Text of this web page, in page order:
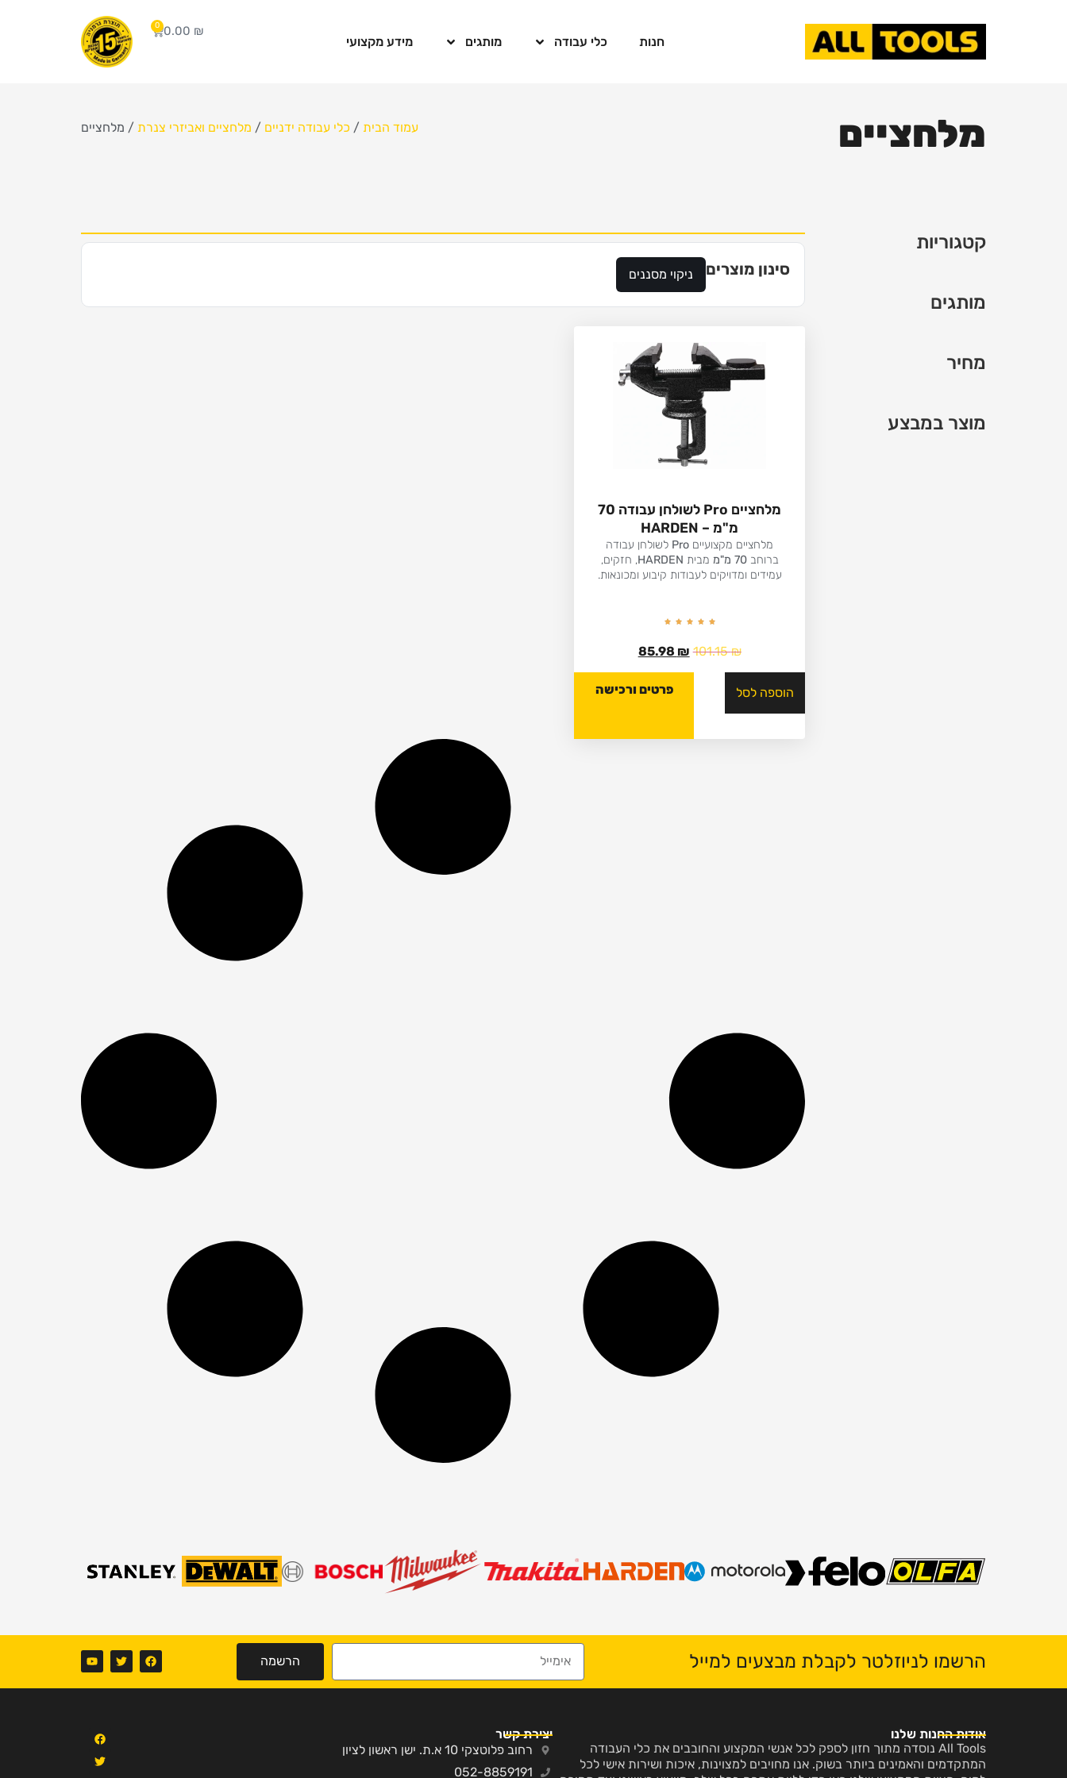
חנות כלי עבודה מותגים מידע מקצועי
0.00 ₪
0
מלחציים עמוד הבית / כלי עבודה ידניים / מלחציים ואביזרי צנרת / מלחציים
קטגוריות
מותגים
מחיר
מוצר במבצע
סינון מוצרים ניקוי מסננים
מלחציים Pro לשולחן עבודה 70
מ"מ – HARDEN
מלחציים מקצועיים Pro לשולחן עבודה
ברוחב70 מ"מ מבית HARDEN, חזקים,
עמידים ומדויקים לעבודות קיבוע ומכונאות.
101.15₪
85.98 ₪
הוספה לסל פרטים ורכישה
הרשמו לניוזלטר לקבלת מבצעים למייל הרשמה
אודות החנות שלנו
All Tools נוסדה מתוך חזון לספק לכל אנשי המקצוע והחובבים את כלי העבודה
המתקדמים והאמינים ביותר בשוק. אנו מחויבים למצוינות, איכות ושירות אישי לכל
יצירת קשר
רחוב פלוטצקי 10 א.ת. ישן ראשון לציון
052-8859191